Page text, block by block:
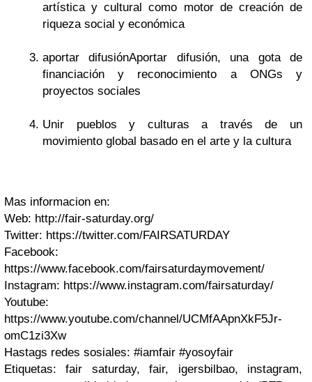
artística y cultural como motor de creación de
riqueza social y económica
aportar difusiónAportar difusión, una gota de
financiación y reconocimiento a ONGs y
proyectos sociales
Unir pueblos y culturas a través de un
movimiento global basado en el arte y la cultura
Mas informacion en:
Web: http://fair-saturday.org/
Twitter: https://twitter.com/FAIRSATURDAY
Facebook:
https://www.facebook.com/fairsaturdaymovement/
Instagram: https://www.instagram.com/fairsaturday/
Youtube:
https://www.youtube.com/channel/UCMfAApnXkF5Jr-
omC1zi3Xw
Hastags redes sosiales: #iamfair #yosoyfair
Etiquetas: fair saturday, fair, igersbilbao, instagram,